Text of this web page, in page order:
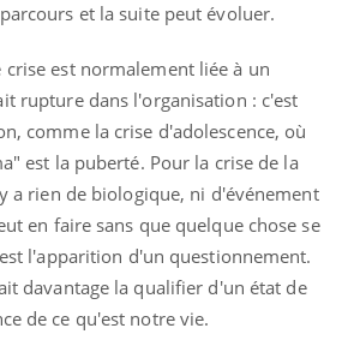
et la suite peut évoluer.
crise est normalement liée à un
rupture dans l'organisation : c'est
comme la crise d'adolescence, où
est la puberté. Pour la crise de la
a rien de biologique, ni d'événement
en faire sans que quelque chose se
l'apparition d'un questionnement.
davantage la qualifier d'un état de
de ce qu'est notre vie.